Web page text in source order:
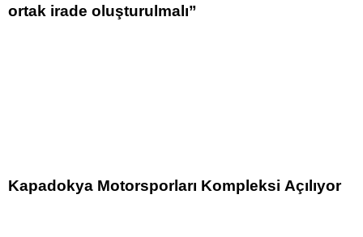
ortak irade oluşturulmalı”
Kapadokya Motorsporları Kompleksi Açılıyor